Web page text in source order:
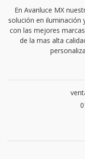
En Avanluce MX
solución en iluminación
con las mejores
de la mas alta